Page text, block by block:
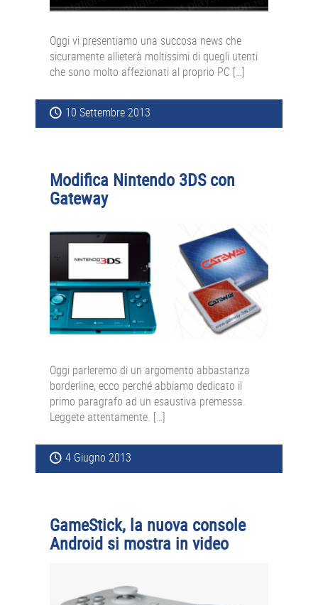
Oggi vi presentiamo una succosa news che
sicuramente allieterà moltissimi di quegli utenti
che sono molto affezionati al proprio PC […]
10 Settembre 2013
Modifica Nintendo 3DS con
Gateway
Oggi parleremo di un argomento abbastanza
borderline, ecco perché abbiamo dedicato il
primo paragrafo ad un esaustiva premessa.
Leggete attentamente. […]
4 Giugno 2013
GameStick, la nuova console
Android si mostra in video